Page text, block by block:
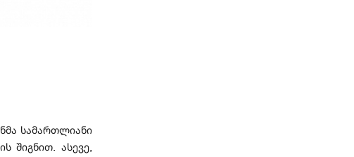
სამართლიანი
შიგნით. ასევე,